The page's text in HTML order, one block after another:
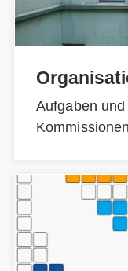
Aufgaben
Kommissionen